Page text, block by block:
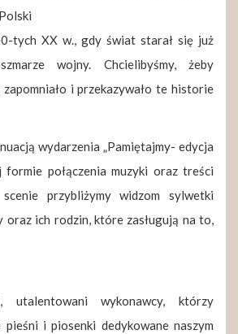
tych XX w., gdy świat starał się już
wojny. Chcielibyśmy, żeby
zapomniało i przekazywało te historie
wydarzenia „Pamiętajmy- edycja
formie połączenia muzyki oraz treści
przybliżymy widzom sylwetki
oraz ich rodzin, które zasługują na to,
utalentowani wykonawcy, którzy
pieśni i piosenki dedykowane naszym